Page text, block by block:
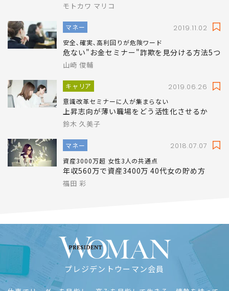
モトカワ マリコ
マネー 2019.11.02
安全､確実､高利回りが危険ワード
危ない"お金セミナー"詐欺を見分ける方法5つ
山崎 俊輔
キャリア 2019.06.26
意識改革セミナーに人が集まらない
上昇志向が薄い職場をどう活性化させるか
鈴木 久美子
マネー 2018.07.07
資産3000万超 女性3人の共通点
年収560万で資産3400万 40代女の貯め方
福田 彩
プレジデントウーマン会員